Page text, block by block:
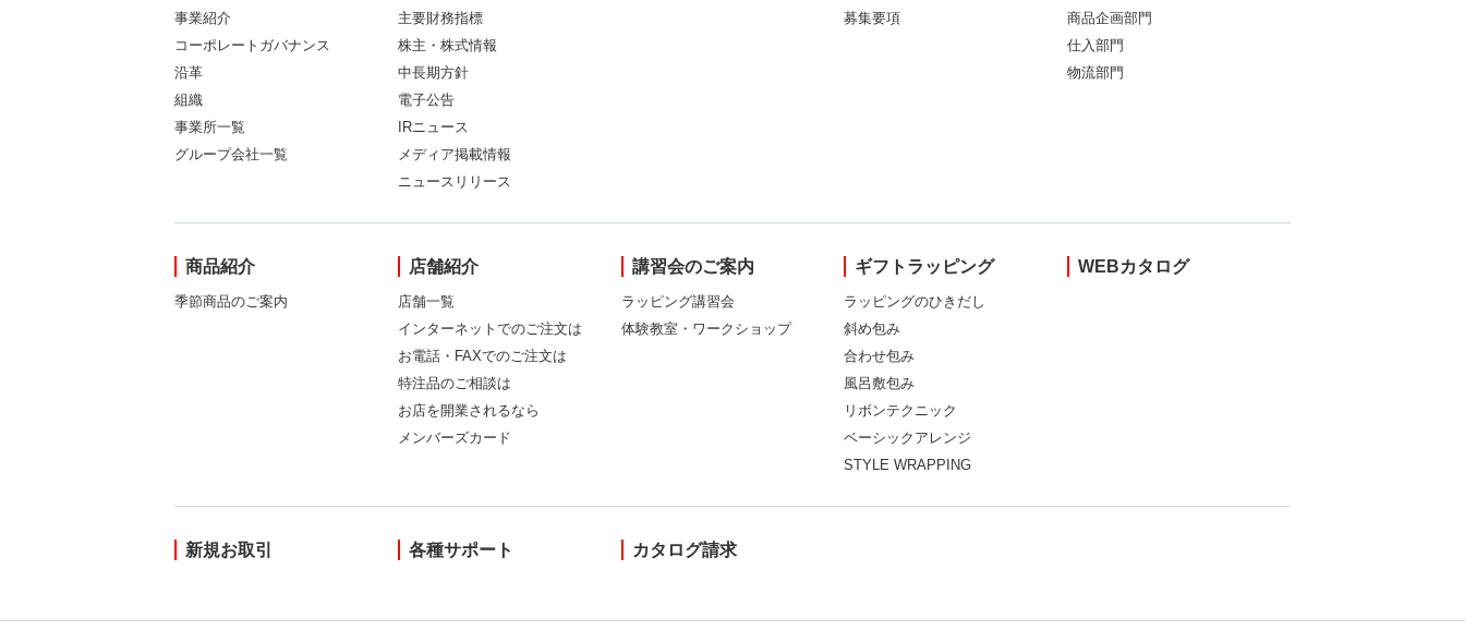
事業紹介
コーポレートガバナンス
沿革
組織
事業所一覧
グループ会社一覧
主要財務指標
株主・株式情報
中長期方針
電子公告
IRニュース
メディア掲載情報
ニュースリリース
募集要項
商品企画部門
仕入部門
物流部門
商品紹介
季節商品のご案内
店舗紹介
店舗一覧
インターネットでのご注文は
お電話・FAXでのご注文は
特注品のご相談は
お店を開業されるなら
メンバーズカード
講習会のご案内
ラッピング講習会
体験教室・ワークショップ
ギフトラッピング
ラッピングのひきだし
斜め包み
合わせ包み
風呂敷包み
リボンテクニック
ベーシックアレンジ
STYLE WRAPPING
WEBカタログ
新規お取引 各種サポート カタログ請求